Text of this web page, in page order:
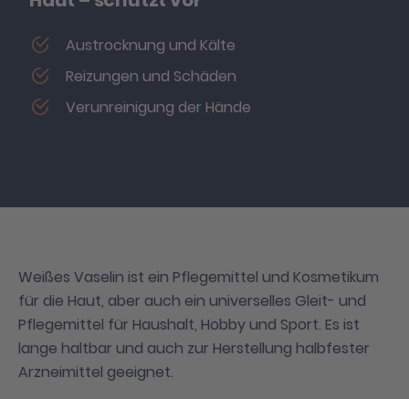
Austrocknung und Kälte
Reizungen und Schäden
Verunreinigung der Hände
Weißes Vaselin ist ein Pflegemittel und Kosmetikum
für die Haut, aber auch ein universelles Gleit- und
Pflegemittel für Haushalt, Hobby und Sport. Es ist
lange haltbar und auch zur Herstellung halbfester
Arzneimittel geeignet.